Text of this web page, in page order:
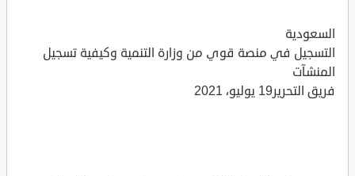
السعودية
التسجيل في منصة قوي من وزارة التنمية وكيفية تسجيل
المنشآت
فريق التحرير19 يوليو، 2021